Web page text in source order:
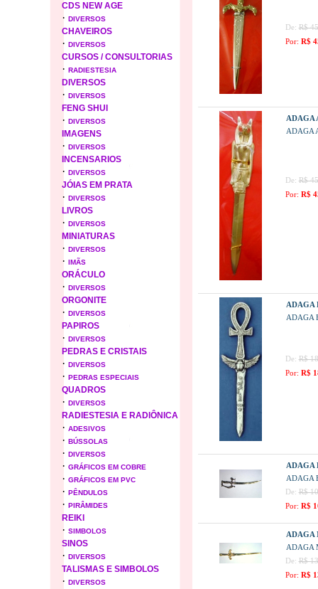
CDS NEW AGE
· DIVERSOS
CHAVEIROS
· DIVERSOS
CURSOS / CONSULTORIAS
· RADIESTESIA
DIVERSOS
· DIVERSOS
FENG SHUI
· DIVERSOS
IMAGENS
· DIVERSOS
INCENSARIOS
· DIVERSOS
JÓIAS EM PRATA
· DIVERSOS
LIVROS
· DIVERSOS
MINIATURAS
· DIVERSOS
· IMÃS
ORÁCULO
· DIVERSOS
ORGONITE
· DIVERSOS
PAPIROS
· DIVERSOS
PEDRAS E CRISTAIS
· DIVERSOS
· PEDRAS ESPECIAIS
QUADROS
· DIVERSOS
RADIESTESIA E RADIÔNICA
· ADESIVOS
· BÚSSOLAS
· DIVERSOS
· GRÁFICOS EM COBRE
· GRÁFICOS EM PVC
· PÊNDULOS
· PIRÂMIDES
REIKI
· SIMBOLOS
SINOS
· DIVERSOS
TALISMAS E SIMBOLOS
· DIVERSOS
De:R$
Por: R$
ADAGA
ADAGA
De:R$
Por: R$
ADAGA
ADAGA
De:R$
Por: R$
ADAGA
ADAGA
De:R$
Por: R$
ADAGA
ADAGA
De:R$
Por: R$